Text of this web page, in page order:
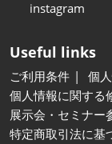
instagram
Useful links
ご利用条件
個
個人情報に関する
展示会・セミナー
特定商取引法に基